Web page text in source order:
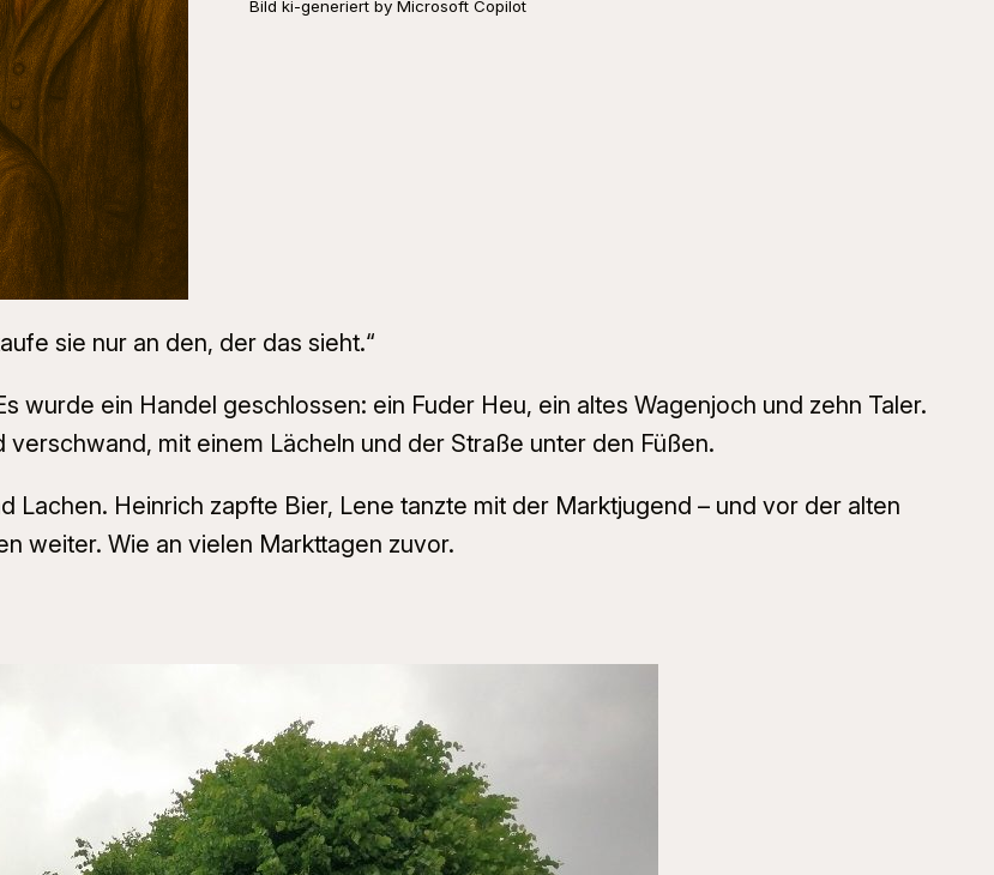
Bild ki-generiert by Microsoft Copilot
sie nur an den, der das sieht.“
wurde ein Handel geschlossen: ein Fuder Heu, ein altes Wagenjoch und zehn Taler.
mit einem Lächeln und der Straße unter den Füßen.
Heinrich zapfte Bier, Lene tanzte mit der Marktjugend – und vor der alten
weiter. Wie an vielen Markttagen zuvor.